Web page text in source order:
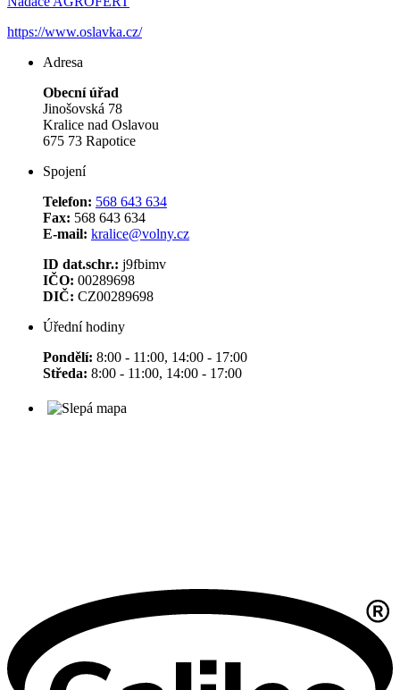
https://www.oslavka.cz/
Adresa
Obecní úřad
Jinošovská 78
Kralice nad Oslavou
675 73 Rapotice
Spojení
Telefon: 568 643 634
Fax: 568 643 634
E-mail: kralice@volny.cz
ID dat.schr.: j9fbimv
IČO: 00289698
DIČ: CZ00289698
Úřední hodiny
Pondělí: 8:00 - 11:00, 14:00 - 17:00
Středa: 8:00 - 11:00, 14:00 - 17:00